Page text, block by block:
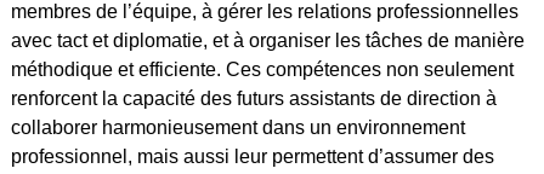
membres de l’équipe, à gérer les relations professionnelles
avec tact et diplomatie, et à organiser les tâches de manière
méthodique et efficiente. Ces compétences non seulement
renforcent la capacité des futurs assistants de direction à
collaborer harmonieusement dans un environnement
professionnel, mais aussi leur permettent d’assumer des